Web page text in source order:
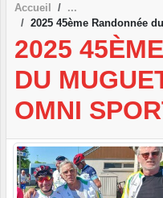
Accueil
2025 45ème Randonnée
2025
DU
OMNI